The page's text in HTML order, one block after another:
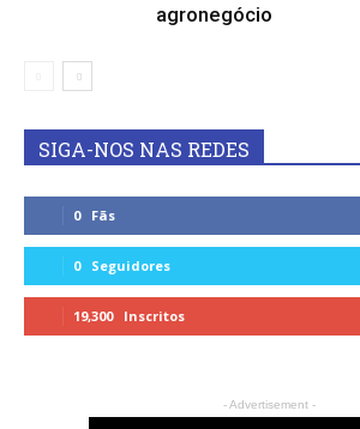
agronegócio
SIGA-NOS NAS REDES
0 Fãs
0 Seguidores
19,300 Inscritos
- Advertisement -